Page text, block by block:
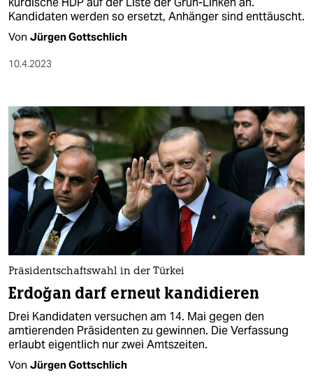
Kandidaten werden so ersetzt, Anhänger sind enttäuscht.
Von Jürgen Gottschlich
10.4.2023
Präsidentschaftswahl in der Türkei
Erdoğan darf erneut kandidieren
Drei Kandidaten versuchen am 14. Mai gegen den
amtierenden Präsidenten zu gewinnen. Die Verfassung
erlaubt eigentlich nur zwei Amtszeiten.
Von Jürgen Gottschlich